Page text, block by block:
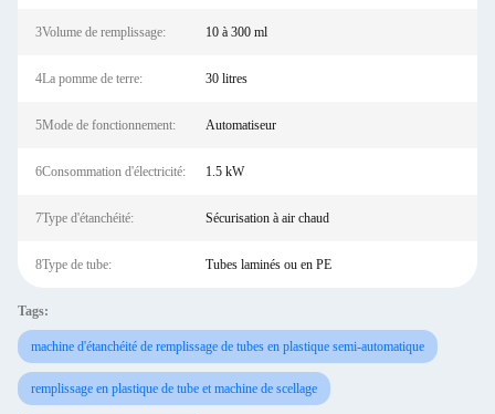
3Volume de remplissage: 10 à 300 ml
4La pomme de terre: 30 litres
5Mode de fonctionnement: Automatiseur
6Consommation d'électricité: 1.5 kW
7Type d'étanchéité: Sécurisation à air chaud
8Type de tube: Tubes laminés ou en PE
Tags:
machine d'étanchéité de remplissage de tubes en plastique semi-automatique
remplissage en plastique de tube et machine de scellage